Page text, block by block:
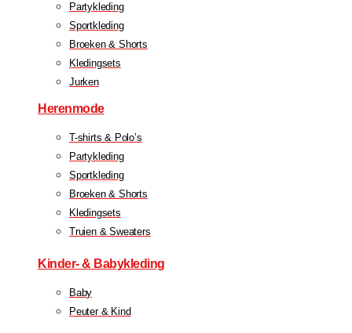
Partykleding
Sportkleding
Broeken & Shorts
Kledingsets
Jurken
Herenmode
T-shirts & Polo’s
Partykleding
Sportkleding
Broeken & Shorts
Kledingsets
Truien & Sweaters
Kinder- & Babykleding
Baby
Peuter & Kind